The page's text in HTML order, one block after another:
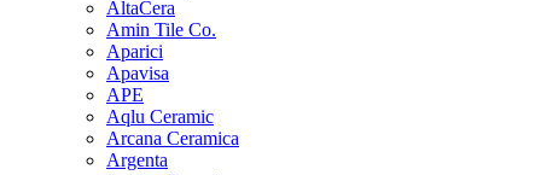
AltaCera
Amin Tile Co.
Aparici
Apavisa
APE
Aqlu Ceramic
Arcana Ceramica
Argenta